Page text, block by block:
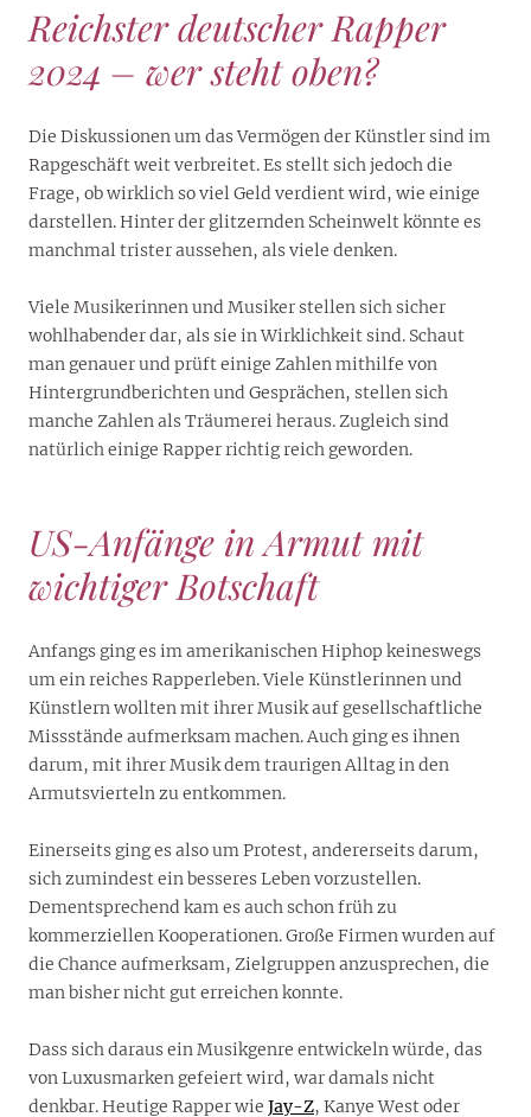
Reichster deutscher Rapper
2024 – wer steht oben?
Die Diskussionen um das Vermögen der Künstler sind im
Rapgeschäft weit verbreitet. Es stellt sich jedoch die
Frage, ob wirklich so viel Geld verdient wird, wie einige
darstellen. Hinter der glitzernden Scheinwelt könnte es
manchmal trister aussehen, als viele denken.
Viele Musikerinnen und Musiker stellen sich sicher
wohlhabender dar, als sie in Wirklichkeit sind. Schaut
man genauer und prüft einige Zahlen mithilfe von
Hintergrundberichten und Gesprächen, stellen sich
manche Zahlen als Träumerei heraus. Zugleich sind
natürlich einige Rapper richtig reich geworden.
US-Anfänge in Armut mit
wichtiger Botschaft
Anfangs ging es im amerikanischen Hiphop keineswegs
um ein reiches Rapperleben. Viele Künstlerinnen und
Künstlern wollten mit ihrer Musik auf gesellschaftliche
Missstände aufmerksam machen. Auch ging es ihnen
darum, mit ihrer Musik dem traurigen Alltag in den
Armutsvierteln zu entkommen.
Einerseits ging es also um Protest, andererseits darum,
sich zumindest ein besseres Leben vorzustellen.
Dementsprechend kam es auch schon früh zu
kommerziellen Kooperationen. Große Firmen wurden auf
die Chance aufmerksam, Zielgruppen anzusprechen, die
man bisher nicht gut erreichen konnte.
Dass sich daraus ein Musikgenre entwickeln würde, das
von Luxusmarken gefeiert wird, war damals nicht
denkbar. Heutige Rapper wie Jay-Z, Kanye West oder